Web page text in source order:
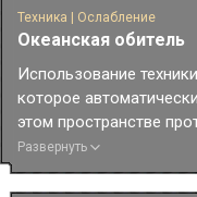
становится
Противник со
начале каждого хода
огненный /
атаки Гисиленсы, в
Противник со
хода получает
Техника | Ослабление
Океанская обитель
Использование
которое
этом пространстве
Упоение. Противники в
союзников, вместо
Развернуть